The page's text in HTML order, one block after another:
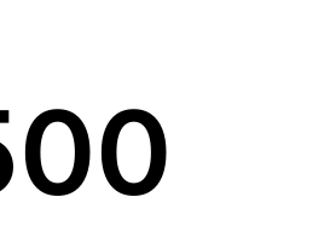
500